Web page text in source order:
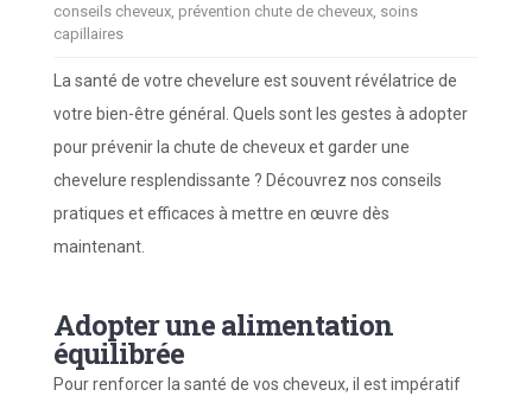
conseils cheveux, prévention chute de cheveux, soins
capillaires
La santé de votre chevelure est souvent révélatrice de
votre bien-être général. Quels sont les gestes à adopter
pour prévenir la chute de cheveux et garder une
chevelure resplendissante ? Découvrez nos conseils
pratiques et efficaces à mettre en œuvre dès
maintenant.
Adopter une alimentation
équilibrée
Pour renforcer la santé de vos cheveux, il est impératif